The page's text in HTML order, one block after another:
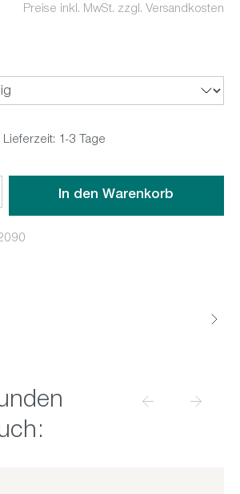
Preise inkl. MwSt. zzgl. Versandkosten
1-3 Tage
den gewünschten Wert ein oder
In den Warenkorb